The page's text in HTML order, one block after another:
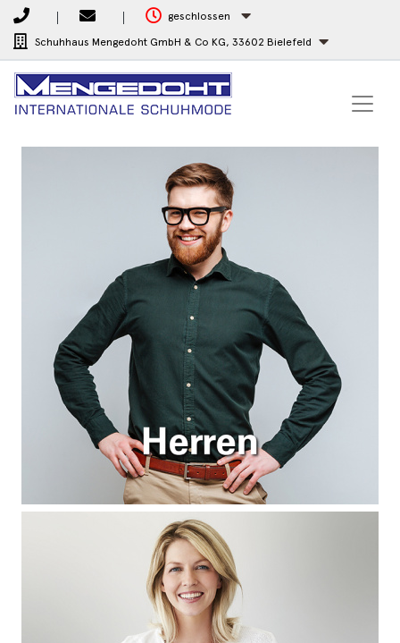
geschlossen
Schuhhaus Mengedoht GmbH & Co KG, 33602 Bielefeld